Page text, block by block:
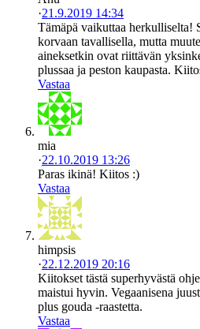
·21.9.2019 14:34
Tämäpä vaikuttaa herkulliselta!
korvaan tavallisella, mutta
aineksetkin ovat riittävän
plussaa ja peston kaupasta.
Vastaa
mia
·22.10.2019 13:26
Paras ikinä! Kiitos :)
Vastaa
himpsis
·22.12.2019 20:16
Kiitokset tästä superhyvästä
maistui hyvin. Vegaanisena
plus gouda -raastetta.
Vastaa